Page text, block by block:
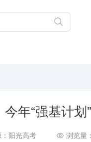
今年“强基计
：阳光高考 浏览量